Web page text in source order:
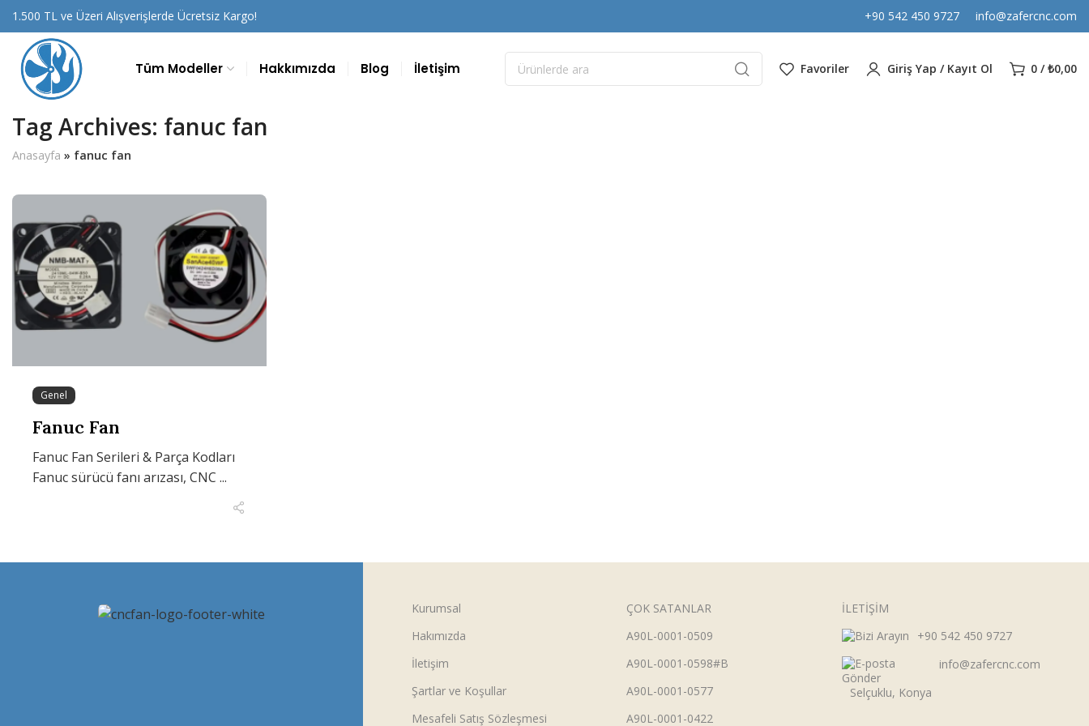
1.500 TL ve Üzeri Alışverişlerde Ücretsiz Kargo! +90 542 450 9727 info@zafercnc.com
Tüm Modeller Hakkımızda Blog İletişim Favoriler Giriş Yap / Kayıt Ol 0 / ₺0,00
Tag Archives: fanuc fan
Anasayfa » fanuc fan
Genel
Fanuc Fan
Fanuc Fan Serileri & Parça Kodları
Fanuc sürücü fanı arızası, CNC ...
Kurumsal
Hakımızda
İletişim
Şartlar ve Koşullar
Mesafeli Satış Sözleşmesi
ÇOK SATANLAR
A90L-0001-0509
A90L-0001-0598#B
A90L-0001-0577
A90L-0001-0422
İLETİŞİM
+90 542 450 9727
info@zafercnc.com
Selçuklu, Konya